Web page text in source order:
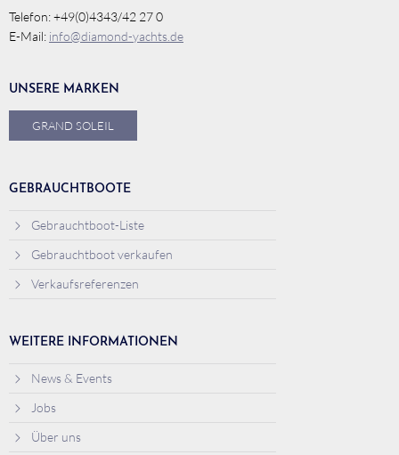
Telefon: +49(0)4343/42 27 0
E-Mail: info@diamond-yachts.de
UNSERE MARKEN
GRAND SOLEIL
GEBRAUCHTBOOTE
Gebrauchtboot-Liste
Gebrauchtboot verkaufen
Verkaufsreferenzen
WEITERE INFORMATIONEN
News & Events
Jobs
Über uns